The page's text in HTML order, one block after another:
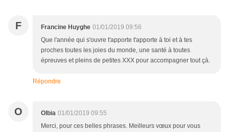
F Francine Huyghe 01/01/2019 09:56
Que l'année qui s'ouvre t'apporte t'apporte à toi et à tes
proches toutes les joies du monde, une santé à toutes
épreuves et pleins de petites XXX pour accompagner tout çà.
Répondre
O Olbia 01/01/2019 09:55
Merci, pour ces belles phrases. Meilleurs vœux pour vous